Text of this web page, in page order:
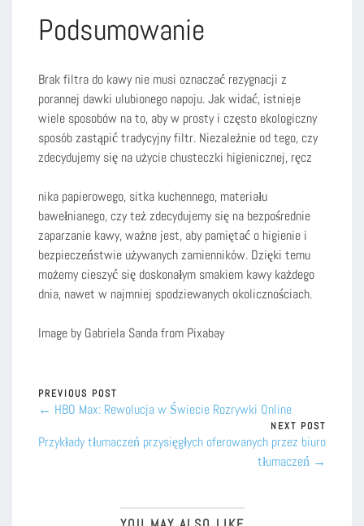
Podsumowanie
Brak filtra do kawy nie musi oznaczać rezygnacji z
porannej dawki ulubionego napoju. Jak widać, istnieje
wiele sposobów na to, aby w prosty i często ekologiczny
sposób zastąpić tradycyjny filtr. Niezależnie od tego, czy
zdecydujemy się na użycie chusteczki higienicznej, ręcz
nika papierowego, sitka kuchennego, materiału
bawełnianego, czy też zdecydujemy się na bezpośrednie
zaparzanie kawy, ważne jest, aby pamiętać o higienie i
bezpieczeństwie używanych zamienników. Dzięki temu
możemy cieszyć się doskonałym smakiem kawy każdego
dnia, nawet w najmniej spodziewanych okolicznościach.
Image by Gabriela Sanda from Pixabay
PREVIOUS POST
← HBO Max: Rewolucja w Świecie Rozrywki Online
NEXT POST
Przykłady tłumaczeń przysięgłych oferowanych przez biuro
tłumaczeń →